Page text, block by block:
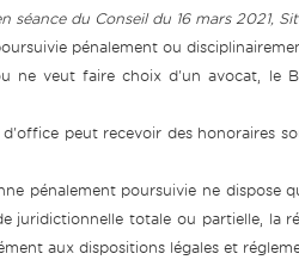
séance du Conseil du 16 mars 2021,
pénalement ou
ne veut faire choix d'un avocat, le
peut recevoir des honoraires
pénalement poursuivie ne dispose
juridictionnelle totale ou partielle, la
aux dispositions légales et